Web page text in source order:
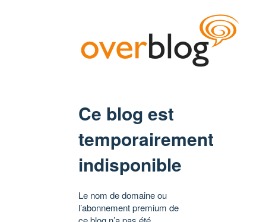
Ce blog est
temporairement
indisponible
Le nom de domaine ou
l’abonnement premium de